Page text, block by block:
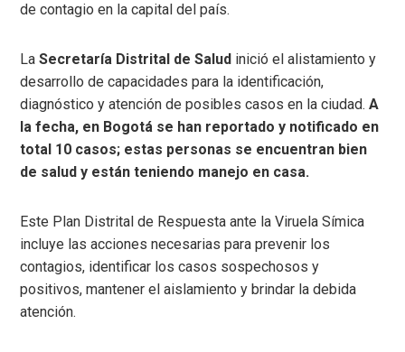
de contagio en la capital del país.
LaSecretaría Distrital de Salud inició el alistamiento y
desarrollo de capacidades para la identificación,
diagnóstico y atención de posibles casos en la ciudad.A
la fecha, en Bogotá se han reportado y notificado en
total 10 casos; estas personas se encuentran bien
de salud y están teniendo manejo en casa.
Este Plan Distrital de Respuesta ante la Viruela Símica
incluye las acciones necesarias para prevenir los
contagios, identificar los casos sospechosos y
positivos, mantener el aislamiento y brindar la debida
atención.